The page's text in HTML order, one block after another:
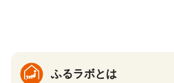
ふるラボとは